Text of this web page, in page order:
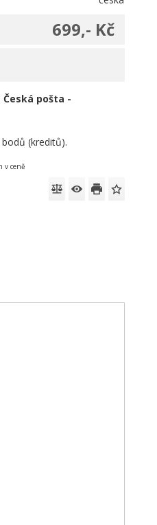
699,- Kč
Česká pošta -
(kreditů).
v ceně